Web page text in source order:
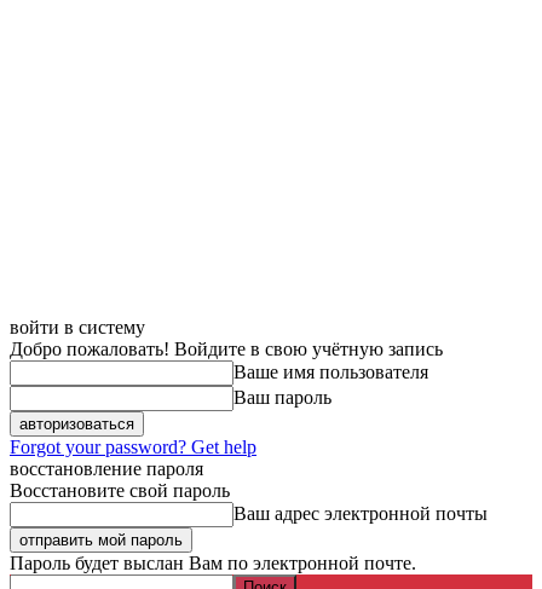
войти в систему
Добро пожаловать! Войдите в свою учётную запись
Ваше имя пользователя
Ваш пароль
Forgot your password? Get help
восстановление пароля
Восстановите свой пароль
Ваш адрес электронной почты
Пароль будет выслан Вам по электронной почте.